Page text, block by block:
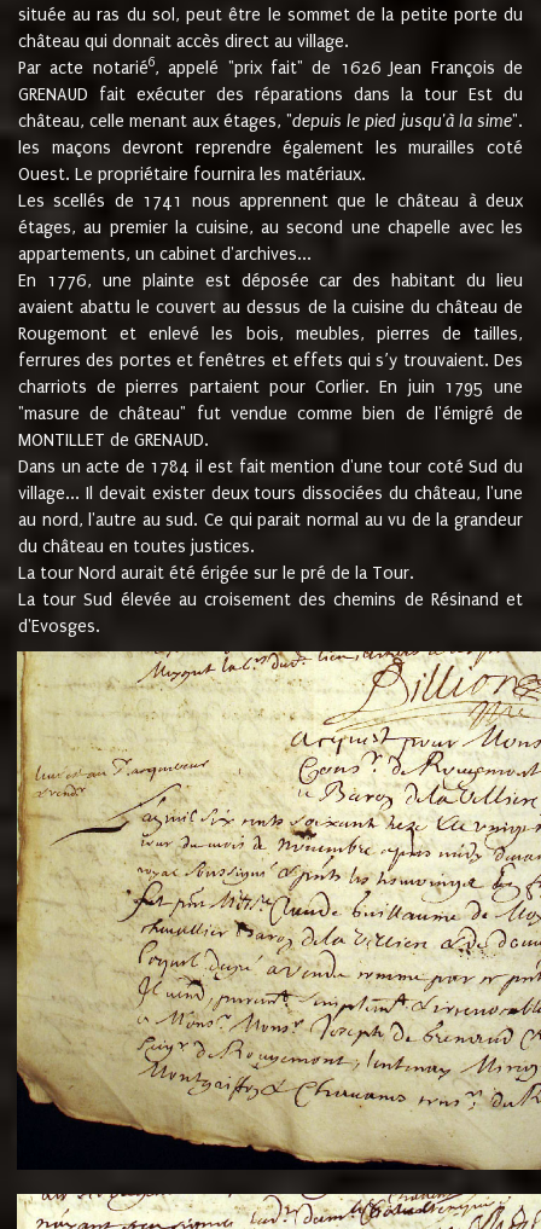
située au ras du sol, peut être le sommet de la petite porte du
château qui donnait accès direct au village.
Par acte notarié6, appelé "prix fait" de 1626 Jean François de
GRENAUD fait exécuter des réparations dans la tour Est du
château, celle menant aux étages, "depuis le pied jusqu'à la sime".
les maçons devront reprendre également les murailles coté
Ouest. Le propriétaire fournira les matériaux.
Les scellés de 1741 nous apprennent que le château à deux
étages, au premier la cuisine, au second une chapelle avec les
appartements, un cabinet d'archives...
En 1776, une plainte est déposée car des habitant du lieu
avaient abattu le couvert au dessus de la cuisine du château de
Rougemont et enlevé les bois, meubles, pierres de tailles,
ferrures des portes et fenêtres et effets qui s’y trouvaient. Des
charriots de pierres partaient pour Corlier. En juin 1795 une
"masure de château" fut vendue comme bien de l'émigré de
MONTILLET de GRENAUD.
Dans un acte de 1784 il est fait mention d'une tour coté Sud du
village... Il devait exister deux tours dissociées du château, l'une
au nord, l'autre au sud. Ce qui parait normal au vu de la grandeur
du château en toutes justices.
La tour Nord aurait été érigée sur le pré de la Tour.
La tour Sud élevée au croisement des chemins de Résinand et
d'Evosges.